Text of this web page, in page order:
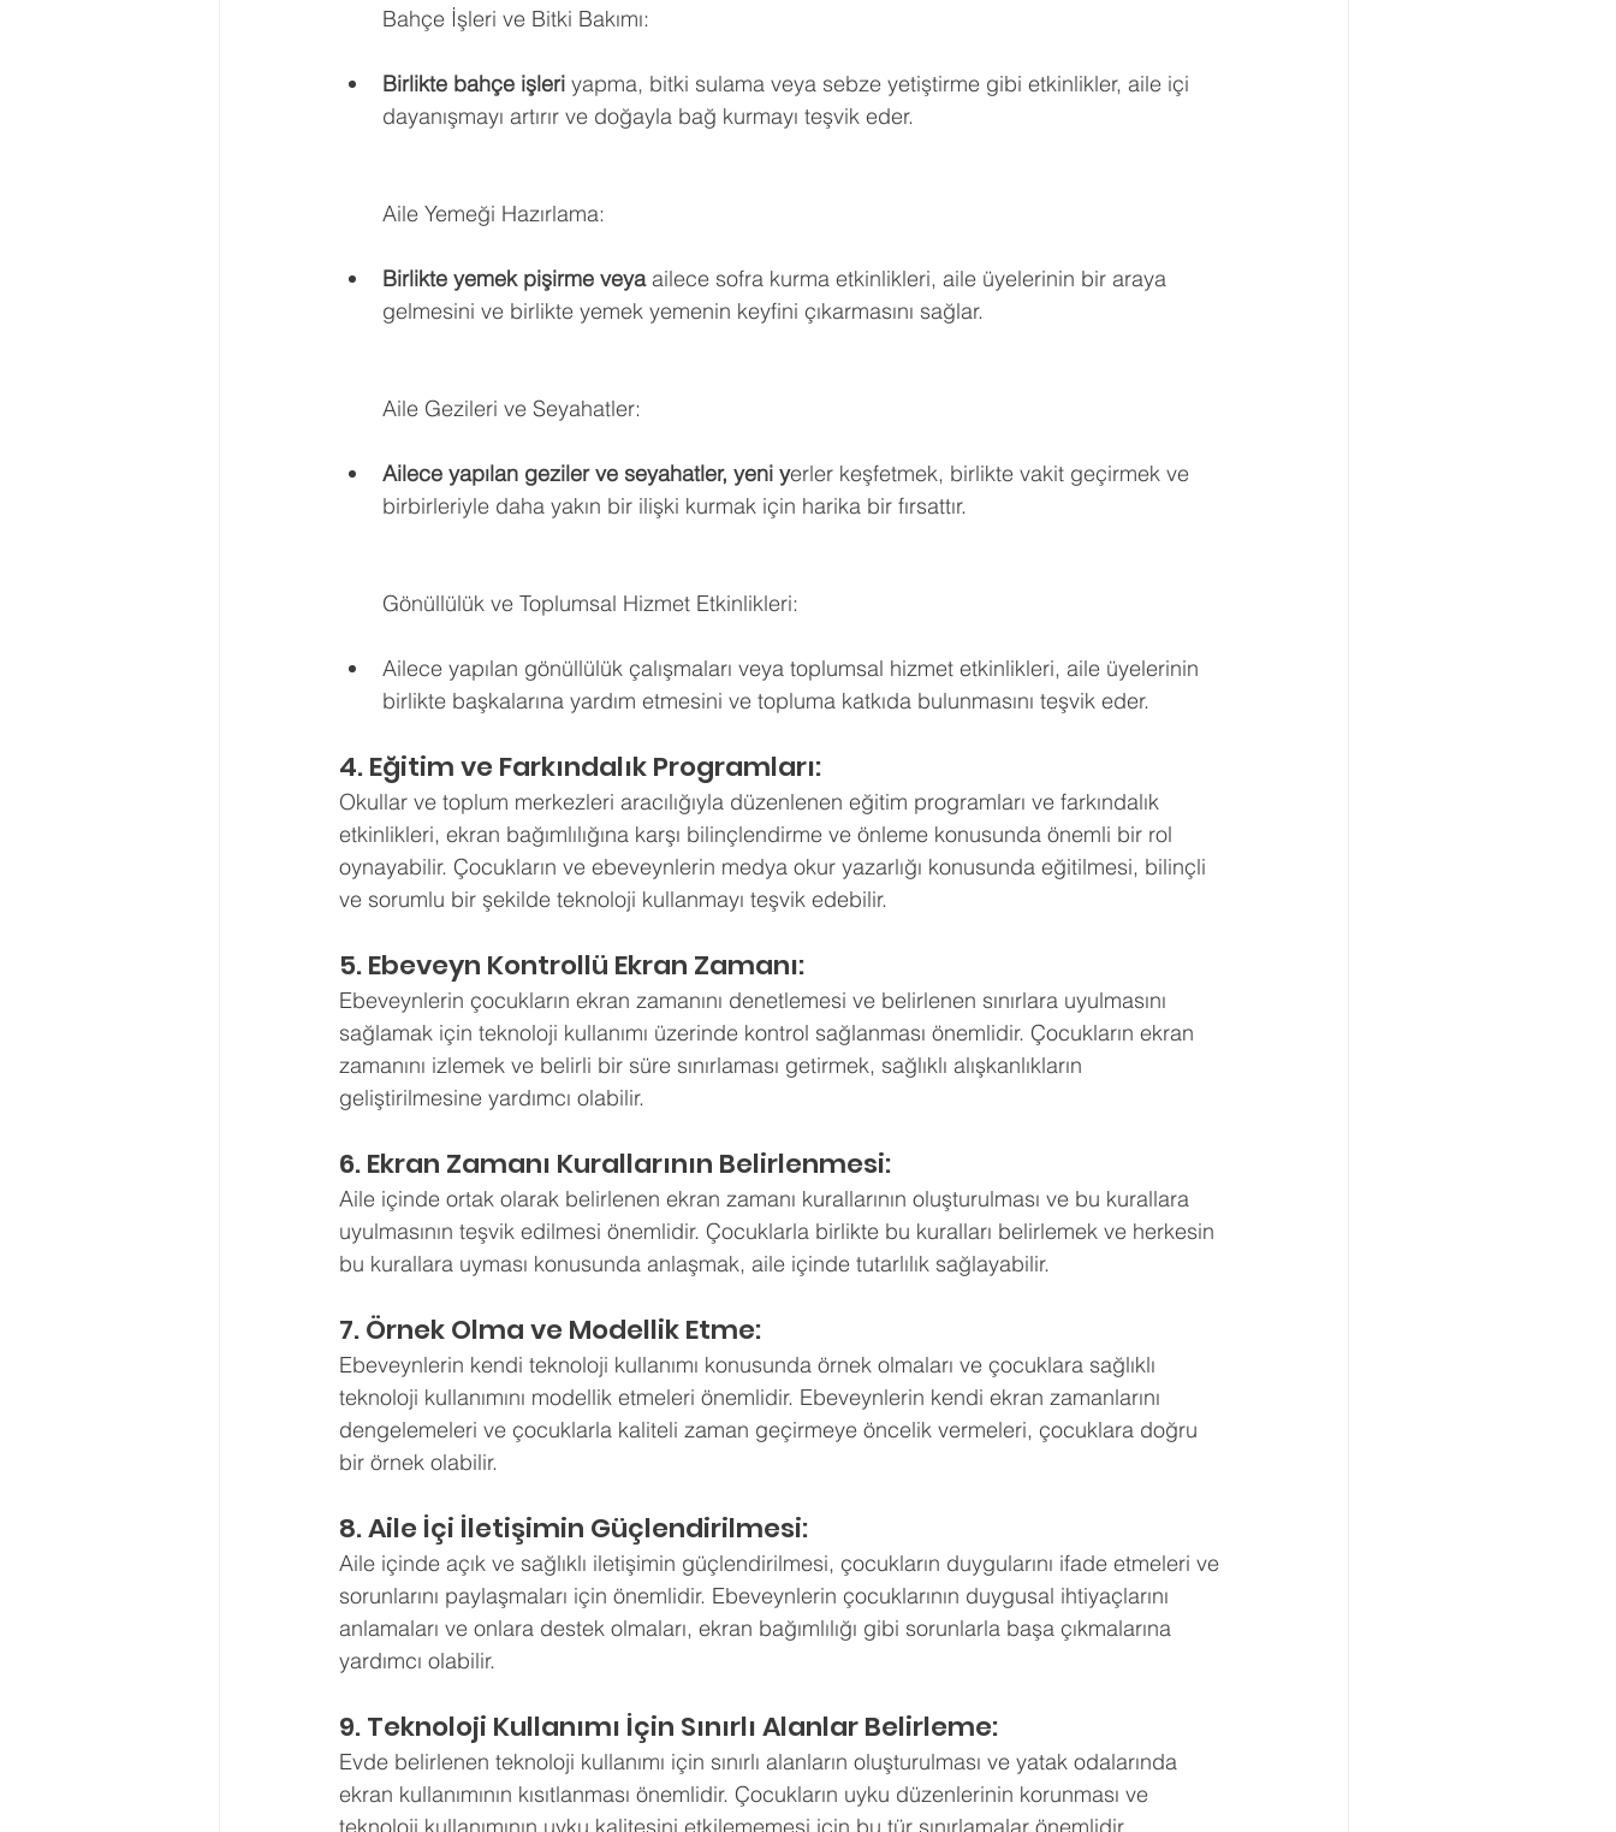
Bahçe İşleri ve Bitki Bakımı:
Birlikte bahçe işleri yapma, bitki sulama veya sebze yetiştirme gibi etkinlikler, aile içi
dayanışmayı artırır ve doğayla bağ kurmayı teşvik eder.
Aile Yemeği Hazırlama:
Birlikte yemek pişirme veya ailece sofra kurma etkinlikleri, aile üyelerinin bir araya
gelmesini ve birlikte yemek yemenin keyfini çıkarmasını sağlar.
Aile Gezileri ve Seyahatler:
Ailece yapılan geziler ve seyahatler, yeni yerler keşfetmek, birlikte vakit geçirmek ve
birbirleriyle daha yakın bir ilişki kurmak için harika bir fırsattır.
Gönüllülük ve Toplumsal Hizmet Etkinlikleri:
Ailece yapılan gönüllülük çalışmaları veya toplumsal hizmet etkinlikleri, aile üyelerinin
birlikte başkalarına yardım etmesini ve topluma katkıda bulunmasını teşvik eder.
4. Eğitim ve Farkındalık Programları:
Okullar ve toplum merkezleri aracılığıyla düzenlenen eğitim programları ve farkındalık
etkinlikleri, ekran bağımlılığına karşı bilinçlendirme ve önleme konusunda önemli bir rol
oynayabilir. Çocukların ve ebeveynlerin medya okur yazarlığı konusunda eğitilmesi, bilinçli
ve sorumlu bir şekilde teknoloji kullanmayı teşvik edebilir.
5. Ebeveyn Kontrollü Ekran Zamanı:
Ebeveynlerin çocukların ekran zamanını denetlemesi ve belirlenen sınırlara uyulmasını
sağlamak için teknoloji kullanımı üzerinde kontrol sağlanması önemlidir. Çocukların ekran
zamanını izlemek ve belirli bir süre sınırlaması getirmek, sağlıklı alışkanlıkların
geliştirilmesine yardımcı olabilir.
6. Ekran Zamanı Kurallarının Belirlenmesi:
Aile içinde ortak olarak belirlenen ekran zamanı kurallarının oluşturulması ve bu kurallara
uyulmasının teşvik edilmesi önemlidir. Çocuklarla birlikte bu kuralları belirlemek ve herkesin
bu kurallara uyması konusunda anlaşmak, aile içinde tutarlılık sağlayabilir.
7. Örnek Olma ve Modellik Etme:
Ebeveynlerin kendi teknoloji kullanımı konusunda örnek olmaları ve çocuklara sağlıklı
teknoloji kullanımını modellik etmeleri önemlidir. Ebeveynlerin kendi ekran zamanlarını
dengelemeleri ve çocuklarla kaliteli zaman geçirmeye öncelik vermeleri, çocuklara doğru
bir örnek olabilir.
8. Aile İçi İletişimin Güçlendirilmesi:
Aile içinde açık ve sağlıklı iletişimin güçlendirilmesi, çocukların duygularını ifade etmeleri ve
sorunlarını paylaşmaları için önemlidir. Ebeveynlerin çocuklarının duygusal ihtiyaçlarını
anlamaları ve onlara destek olmaları, ekran bağımlılığı gibi sorunlarla başa çıkmalarına
yardımcı olabilir.
9. Teknoloji Kullanımı İçin Sınırlı Alanlar Belirleme:
Evde belirlenen teknoloji kullanımı için sınırlı alanların oluşturulması ve yatak odalarında
ekran kullanımının kısıtlanması önemlidir. Çocukların uyku düzenlerinin korunması ve